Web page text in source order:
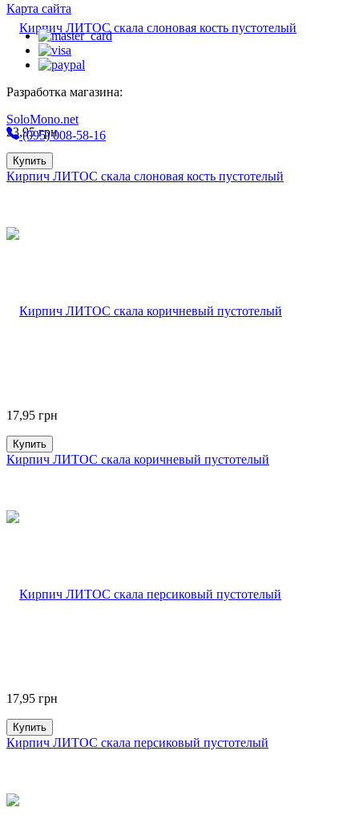
23,95грн
Купить
Кирпич ЛИТОС скала слоновая кость пустотелый
17,95 грн
Купить
Кирпич ЛИТОС скала коричневый пустотелый
17,95 грн
Купить
Кирпич ЛИТОС скала персиковый пустотелый
Карта сайта
Разработка магазина:
SoloMono.net
(095) 008-58-16